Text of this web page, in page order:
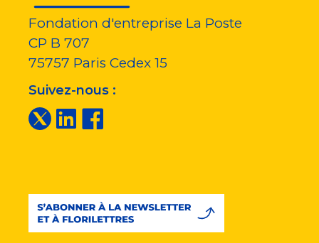
Fondation d'entreprise La Poste
CP B 707
75757 Paris Cedex 15
Suivez-nous :